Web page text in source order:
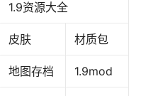
1.9资源大全
皮肤 材质包
地图存档 1.9mod